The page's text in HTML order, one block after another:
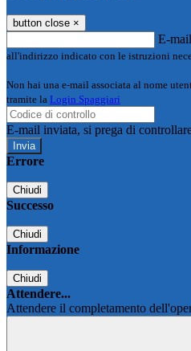
button close ×
E-mail
all'indirizzo indicato con le istruzioni
Non hai una e-mail associata al nome
tramite la Login Spaggiari
E-mail inviata, si prega di
Errore
Chiudi
Successo
Chiudi
Informazione
Chiudi
Attendere...
Attendere il completamento